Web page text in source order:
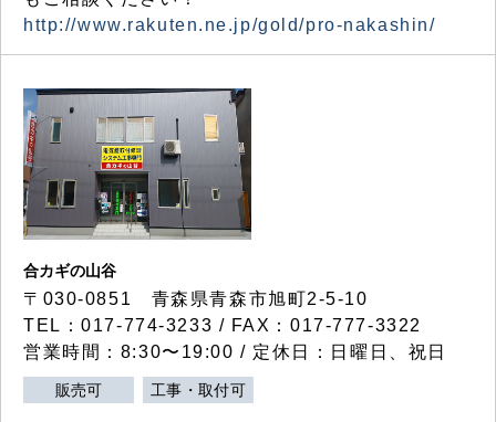
http://www.rakuten.ne.jp/gold/pro-nakashin/
合カギの山谷
〒030-0851 青森県青森市旭町2-5-10
TEL：017-774-3233 / FAX：017-777-3322
営業時間：8:30〜19:00 / 定休日：日曜日、祝日
販売可 工事・取付可